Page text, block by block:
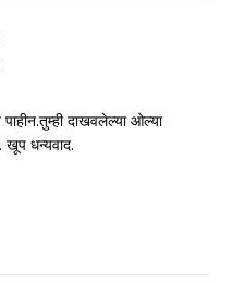
दाखवलेल्या ओल्या
खूप धन्यवाद.